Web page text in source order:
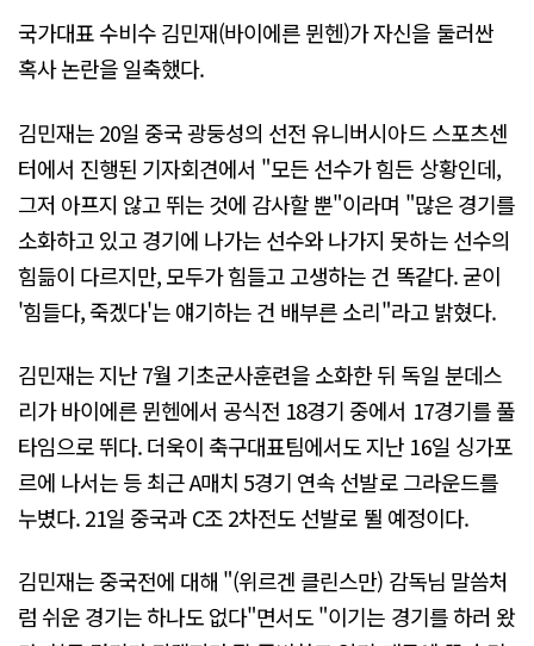
국가대표 수비수 김민재(바이에른 뮌헨)가 자신을 둘러싼
혹사 논란을 일축했다.
김민재는 20일 중국 광둥성의 선전 유니버시아드 스포츠센
터에서 진행된 기자회견에서 "모든 선수가 힘든 상황인데,
그저 아프지 않고 뛰는 것에 감사할 뿐"이라며 "많은 경기를
소화하고 있고 경기에 나가는 선수와 나가지 못하는 선수의
힘듦이 다르지만, 모두가 힘들고 고생하는 건 똑같다. 굳이
'힘들다, 죽겠다'는 얘기하는 건 배부른 소리"라고 밝혔다.
김민재는 지난 7월 기초군사훈련을 소화한 뒤 독일 분데스
리가 바이에른 뮌헨에서 공식전 18경기 중에서 17경기를 풀
타임으로 뛰다. 더욱이 축구대표팀에서도 지난 16일 싱가포
르에 나서는 등 최근 A매치 5경기 연속 선발로 그라운드를
누볐다. 21일 중국과 C조 2차전도 선발로 뛸 예정이다.
김민재는 중국전에 대해 "(위르겐 클린스만) 감독님 말씀처
럼 쉬운 경기는 하나도 없다"면서도 "이기는 경기를 하러 왔